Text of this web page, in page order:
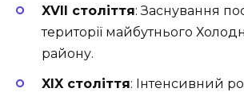
XVII століття: Заснування
території майбутнього
району.
XIX століття: Інтенсивний